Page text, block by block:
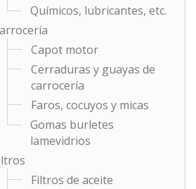
Químicos, lubricantes, etc.
Capot motor
Cerraduras y guayas de
carrocería
Faros, cocuyos y micas
Gomas burletes
lamevidrios
Filtros de aceite